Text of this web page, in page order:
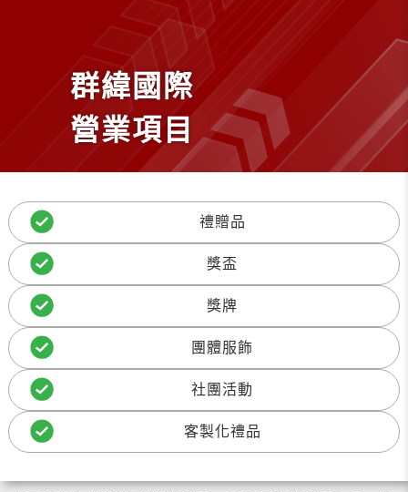
群緯國際
營業項目
禮贈品
獎盃
獎牌
團體服飾
社團活動
客製化禮品